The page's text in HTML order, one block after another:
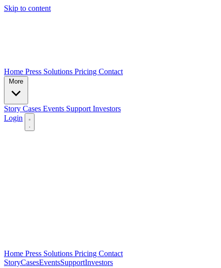
Skip to content
Home Press Solutions Pricing Contact
Story Cases Events SupportInvestors
Login
Home Press Solutions Pricing Contact
StoryCasesEventsSupportInvestors